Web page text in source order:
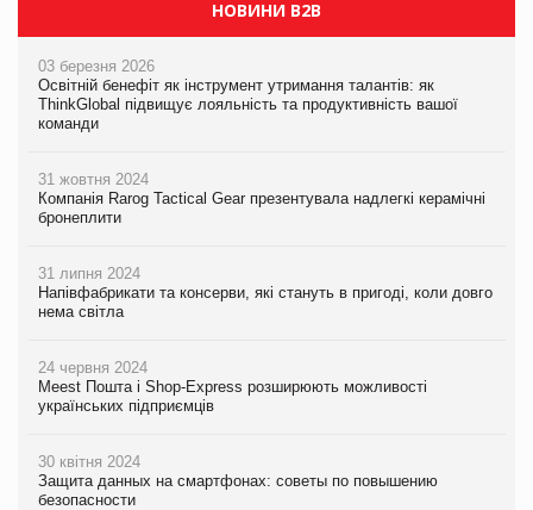
НОВИНИ B2B
03 березня 2026
Освітній бенефіт як інструмент утримання талантів: як
ThinkGlobal підвищує лояльність та продуктивність вашої
команди
31 жовтня 2024
Компанія Rarog Tactical Gear презентувала надлегкі керамічні
бронеплити
31 липня 2024
Напівфабрикати та консерви, які стануть в пригоді, коли довго
нема світла
24 червня 2024
Meest Пошта і Shop-Express розширюють можливості
українських підприємців
30 квітня 2024
Защита данных на смартфонах: советы по повышению
безопасности